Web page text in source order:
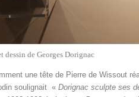
dessin de Georges Dorignac
une tête de Pierre de Wissout
soulignait « Dorignac sculpte ses